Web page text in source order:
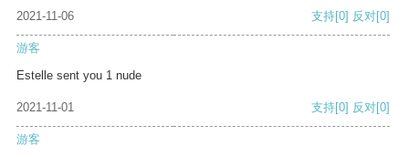
2021-11-06 支持[0] 反对[0]
游客
Estelle sent you 1 nude
2021-11-01 支持[0] 反对[0]
游客